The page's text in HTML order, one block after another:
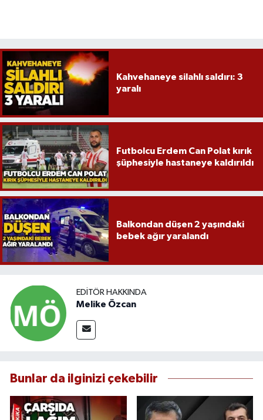
Kahvehaneye silahlı saldırı: 3
yaralı
Futbolcu Erdem Can Polat kırık
şüphesiyle hastaneye kaldırıldı
Balkondan düşen 2 yaşındaki
bebek ağır yaralandı
EDITÖR HAKKINDA
Melike Özcan
Bunlar da ilginizi çekebilir
SİYASET
Spor
Ulusal
Yaşam